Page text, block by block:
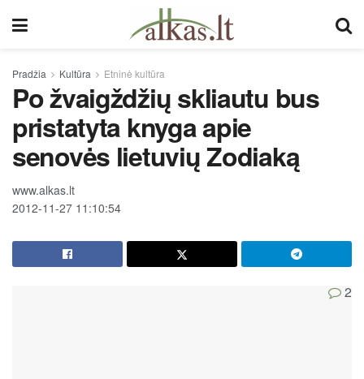
Pradžia Kultūra Etninė kultūra
Po žvaigždžių skliautu bus
pristatyta knyga apie
senovės lietuvių Zodiaką
www.alkas.lt
2012-11-27 11:10:54
2